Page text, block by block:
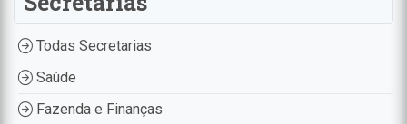
Todas Secretarias
Saúde
Fazenda e Finanças